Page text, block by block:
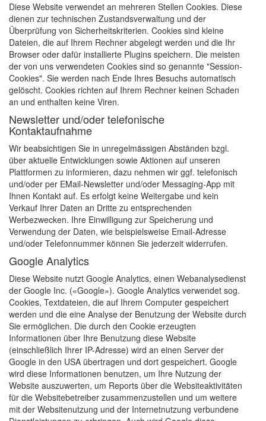
Diese Website verwendet an mehreren Stellen Cookies. Diese
dienen zur technischen Zustandsverwaltung und der
Überprüfung von Sicherheitskriterien. Cookies sind kleine
Dateien, die auf Ihrem Rechner abgelegt werden und die Ihr
Browser oder dafür installierte Plugins speichern. Die meisten
der von uns verwendeten Cookies sind so genannte "Session-
Cookies". Sie werden nach Ende Ihres Besuchs automatisch
gelöscht. Cookies richten auf Ihrem Rechner keinen Schaden
an und enthalten keine Viren.
Newsletter und/oder telefonische
Kontaktaufnahme
Wir beabsichtigen Sie in unregelmässigen Abständen bzgl.
über aktuelle Entwicklungen sowie Aktionen auf unseren
Plattformen zu informieren, dazu nehmen wir ggf. telefonisch
und/oder per EMail-Newsletter und/oder Messaging-App mit
Ihnen Kontakt auf. Es erfolgt keine Weitergabe und kein
Verkauf Ihrer Daten an Dritte zu entsprechenden
Werbezwecken. Ihre Einwilligung zur Speicherung und
Verwendung der Daten, wie beispielsweise Email-Adresse
und/oder Telefonnummer können Sie jederzeit widerrufen.
Google Analytics
Diese Website nutzt Google Analytics, einen Webanalysedienst
der Google Inc. («Google»). Google Analytics verwendet sog.
Cookies, Textdateien, die auf Ihrem Computer gespeichert
werden und die eine Analyse der Benutzung der Website durch
Sie ermöglichen. Die durch den Cookie erzeugten
Informationen über Ihre Benutzung diese Website
(einschließlich Ihrer IP-Adresse) wird an einen Server der
Google in den USA übertragen und dort gespeichert. Google
wird diese Informationen benutzen, um Ihre Nutzung der
Website auszuwerten, um Reports über die Websiteaktivitäten
für die Websitebetreiber zusammenzustellen und um weitere
mit der Websitenutzung und der Internetnutzung verbundene